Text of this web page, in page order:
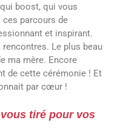
boost, qui vous
ces parcours de
et inspirant.
Le plus beau
ma mère. Encore
de cette cérémonie ! Et
par cœur !
tiré pour vos